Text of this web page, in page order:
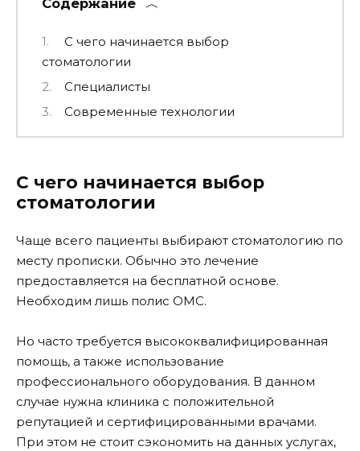
С чего начинается выбор
стоматологии
Специалисты
Современные технологии
С чего начинается выбор
стоматологии
Чаще всего пациенты выбирают стоматологию по
месту прописки. Обычно это лечение
предоставляется на бесплатной основе.
Необходим лишь полис ОМС.
Но часто требуется высококвалифицированная
помощь, а также использование
профессионального оборудования. В данном
случае нужна клиника с положительной
репутацией и сертифицированными врачами.
При этом не стоит сэкономить на данных услугах,